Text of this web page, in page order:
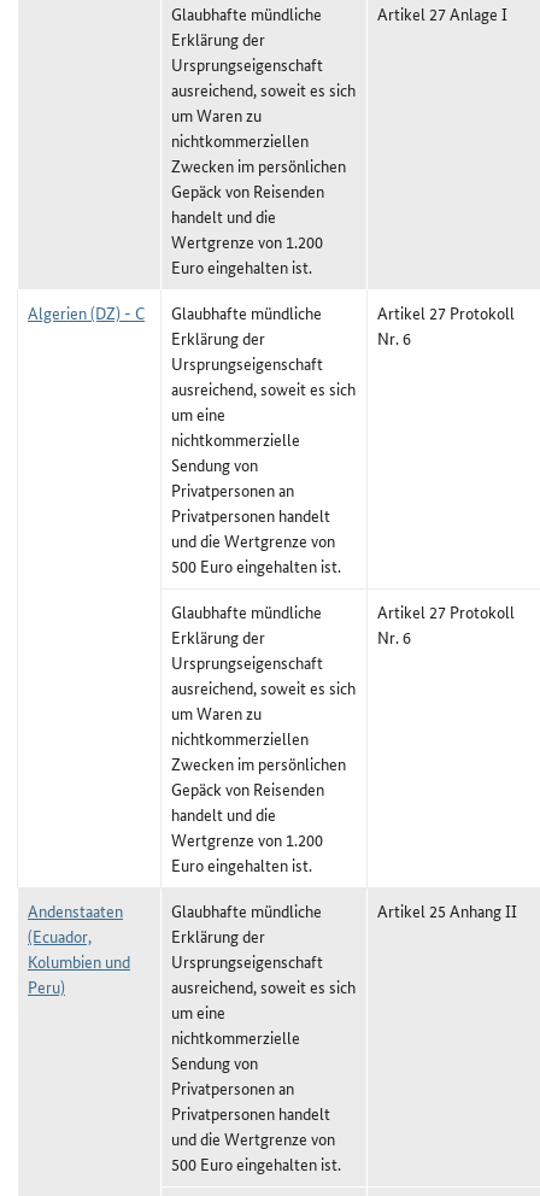
Glaubhafte mündliche
Erklärung der
Ursprungseigenschaft
ausreichend, soweit es sich
um Waren zu
nichtkommerziellen
Zwecken im persönlichen
Gepäck von Reisenden
handelt und die
Wertgrenze von 1.200
Euro eingehalten ist.
Artikel 27 Anlage I
Algerien (DZ) - C
Glaubhafte mündliche
Erklärung der
Ursprungseigenschaft
ausreichend, soweit es sich
um eine
nichtkommerzielle
Sendung von
Privatpersonen an
Privatpersonen handelt
und die Wertgrenze von
500 Euro eingehalten ist.
Artikel 27 Protokoll
Nr. 6
Glaubhafte mündliche
Erklärung der
Ursprungseigenschaft
ausreichend, soweit es sich
um Waren zu
nichtkommerziellen
Zwecken im persönlichen
Gepäck von Reisenden
handelt und die
Wertgrenze von 1.200
Euro eingehalten ist.
Artikel 27 Protokoll
Nr. 6
Andenstaaten
(Ecuador,
Kolumbien und
Peru)
Glaubhafte mündliche
Erklärung der
Ursprungseigenschaft
ausreichend, soweit es sich
um eine
nichtkommerzielle
Sendung von
Privatpersonen an
Privatpersonen handelt
und die Wertgrenze von
500 Euro eingehalten ist.
Artikel 25 Anhang II